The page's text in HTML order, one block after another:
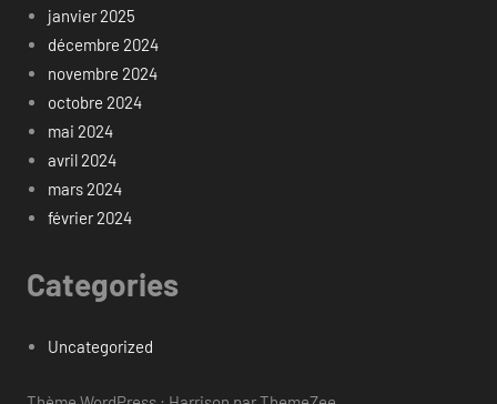
janvier 2025
décembre 2024
novembre 2024
octobre 2024
mai 2024
avril 2024
mars 2024
février 2024
Categories
Uncategorized